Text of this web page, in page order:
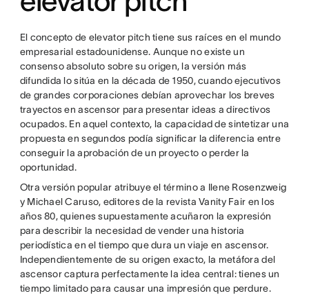
El concepto de elevator pitch tiene sus raíces en el mundo
empresarial estadounidense. Aunque no existe un
consenso absoluto sobre su origen, la versión más
difundida lo sitúa en la década de 1950, cuando ejecutivos
de grandes corporaciones debían aprovechar los breves
trayectos en ascensor para presentar ideas a directivos
ocupados. En aquel contexto, la capacidad de sintetizar una
propuesta en segundos podía significar la diferencia entre
conseguir la aprobación de un proyecto o perder la
oportunidad.
Otra versión popular atribuye el término a Ilene Rosenzweig
y Michael Caruso, editores de la revista Vanity Fair en los
años 80, quienes supuestamente acuñaron la expresión
para describir la necesidad de vender una historia
periodística en el tiempo que dura un viaje en ascensor.
Independientemente de su origen exacto, la metáfora del
ascensor captura perfectamente la idea central: tienes un
tiempo limitado para causar una impresión que perdure.